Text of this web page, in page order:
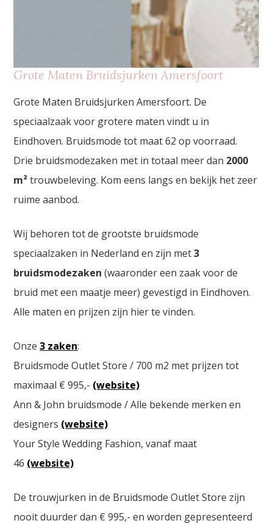
Grote Maten Bruidsjurken Amersfoort
Grote Maten Bruidsjurken Amersfoort. De
speciaalzaak voor grotere maten vindt u in
Eindhoven. Bruidsmode tot maat 62 op voorraad.
Drie bruidsmodezaken met in totaal meer dan 2000
m²trouwbeleving. Kom eens langs en bekijk het zeer
ruime aanbod.
Wij behoren tot de grootste bruidsmode
speciaalzaken in Nederland en zijn met3
bruidsmodezaken (waaronder een zaak voor de
bruid met een maatje meer) gevestigd in Eindhoven.
Alle maten en prijzen zijn hier te vinden.
Onze3 zaken:
Bruidsmode Outlet Store / 700 m2 met prijzen tot
maximaal € 995,- (website)
Ann & John bruidsmode / Alle bekende merken en
designers (website)
Your Style Wedding Fashion, vanaf maat
46 (website)
De trouwjurken in de Bruidsmode Outlet Store zijn
nooit duurder dan € 995,- en worden gepresenteerd